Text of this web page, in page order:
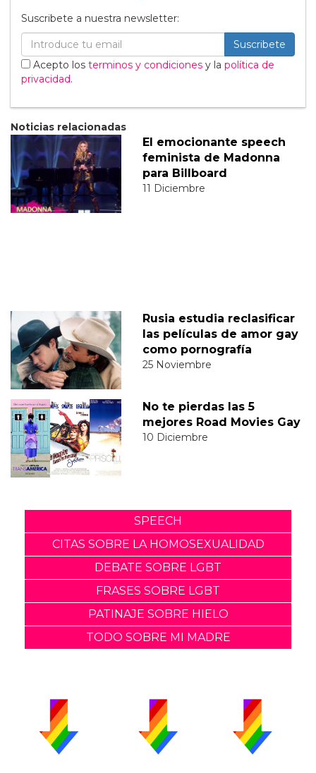
Suscribete a nuestra newsletter:
Suscribete
Acepto los terminos y condiciones y la política de
privacidad.
Noticias relacionadas
El emocionante speech
feminista de Madonna
para Billboard
11 Diciembre
Rusia estudia reclasificar
las películas de amor gay
como pornografía
25 Noviembre
No te pierdas las 5
mejores Road Movies Gay
10 Diciembre
SPEECH
CITAS SOBRE LA HOMOSEXUALIDAD
DEBATE SOBRE LGBT
FRASES SOBRE LGBT
PATINAJE SOBRE HIELO
TODO SOBRE MI MADRE